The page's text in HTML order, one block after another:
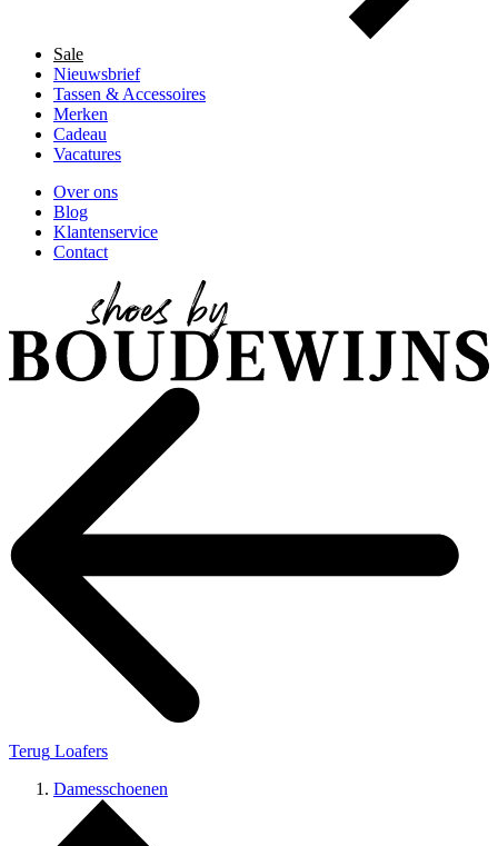
Sale
Nieuwsbrief
Tassen & Accessoires
Merken
Cadeau
Vacatures
Over ons
Blog
Klantenservice
Contact
Terug Loafers
Damesschoenen